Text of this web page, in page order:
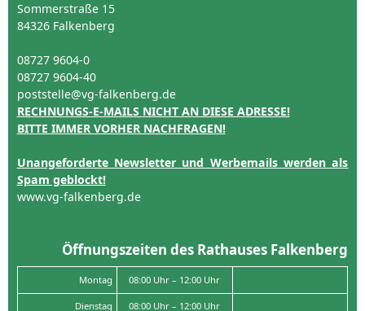
Sommerstraße 15
84326 Falkenberg
08727 9604-0
08727 9604-40
poststelle@vg-falkenberg.de
RECHNUNGS-E-MAILS NICHT AN DIESE ADRESSE!
BITTE IMMER VORHER NACHFRAGEN!
Unangeforderte Newsletter und Werbemails werden als
Spam geblockt!
www.vg-falkenberg.de
Öffnungszeiten des Rathauses Falkenberg
Montag 08:00 Uhr – 12:00 Uhr
Dienstag 08:00 Uhr – 12:00 Uhr